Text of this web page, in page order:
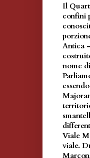
Il
confini
Antica
nome di
Viale
viale.